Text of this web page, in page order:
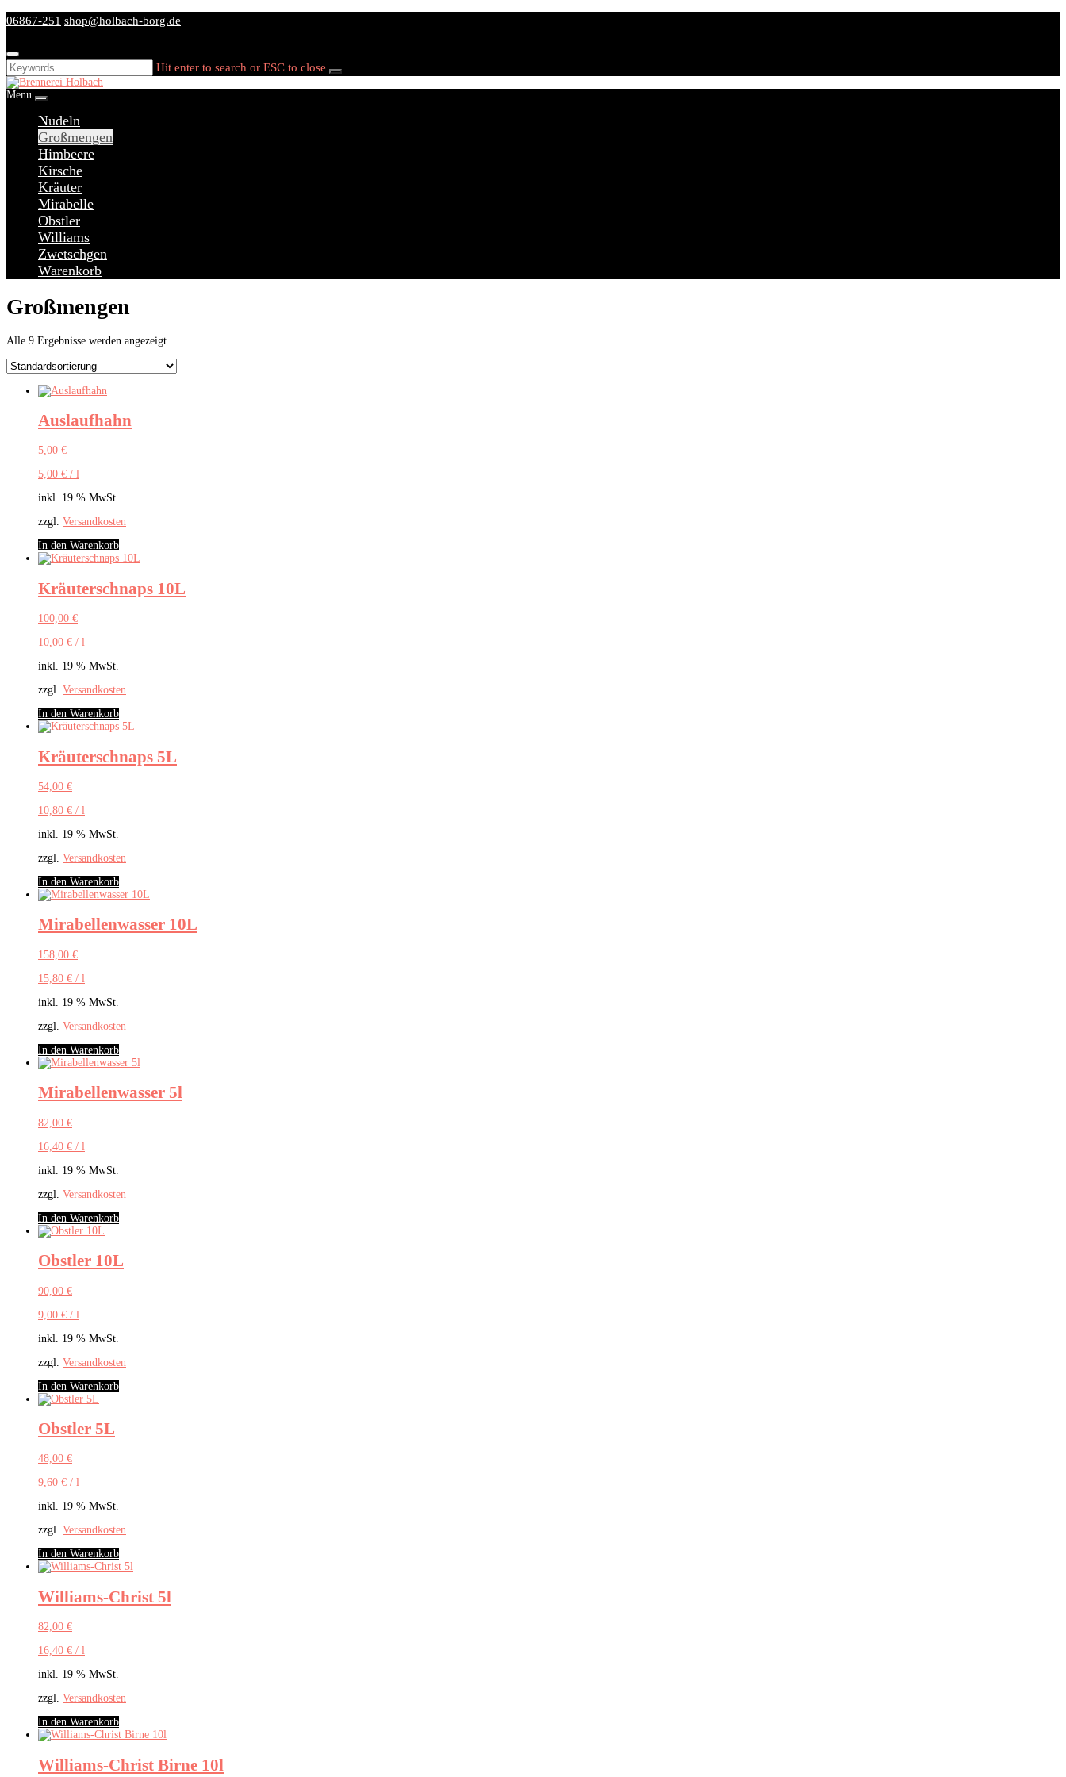
Skip
to
06867-251 shop@holbach-borg.de
Hit enter to search or ESC to close
Menu
Nudeln
Großmengen
Himbeere
Kirsche
Kräuter
Mirabelle
Obstler
Williams
Zwetschgen
Warenkorb
Großmengen
Alle 9 Ergebnisse werden angezeigt
Auslaufhahn
5,00 €
5,00 € / l
inkl. 19 % MwSt.
zzgl. Versandkosten
In den Warenkorb
Kräuterschnaps 10L
100,00 €
10,00 € / l
inkl. 19 % MwSt.
zzgl. Versandkosten
In den Warenkorb
Kräuterschnaps 5L
54,00 €
10,80 € / l
inkl. 19 % MwSt.
zzgl. Versandkosten
In den Warenkorb
Mirabellenwasser 10L
158,00 €
15,80 € / l
inkl. 19 % MwSt.
zzgl. Versandkosten
In den Warenkorb
Mirabellenwasser 5l
82,00 €
16,40 € / l
inkl. 19 % MwSt.
zzgl. Versandkosten
In den Warenkorb
Obstler 10L
90,00 €
9,00 € / l
inkl. 19 % MwSt.
zzgl. Versandkosten
In den Warenkorb
Obstler 5L
48,00 €
9,60 € / l
inkl. 19 % MwSt.
zzgl. Versandkosten
In den Warenkorb
Williams-Christ 5l
82,00 €
16,40 € / l
inkl. 19 % MwSt.
zzgl. Versandkosten
In den Warenkorb
Williams-Christ Birne 10l